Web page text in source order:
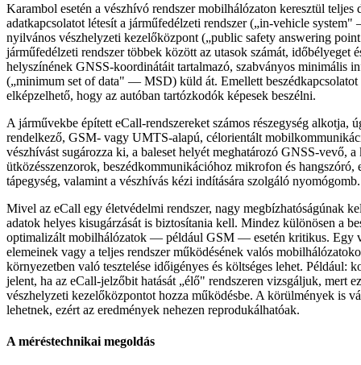
Karambol esetén a vészhívó rendszer mobilhálózaton keresztül teljes
adatkapcsolatot létesít a járműfedélzeti rendszer („in-vehicle
nyilvános vészhelyzeti kezelőközpont („public safety answering
járműfedélzeti rendszer többek között az utasok számát, időbélyeget
helyszínének GNSS-koordinátáit tartalmazó, szabványos minimális
(„minimum set of data" — MSD) küld át. Emellett
elképzelhető, hogy az autóban tartózkodók képesek beszélni.
A járművekbe épített eCall-rendszereket számos részegység alkotja,
rendelkező, GSM- vagy UMTS-alapú, célorientált
vészhívást sugározza ki, a baleset helyét meghatározó GNSS-vevő,
ütközésszenzorok, beszédkommunikációhoz mikrofon és hangszóró,
tápegység, valamint a vészhívás kézi indítására szolgáló nyomógomb.
Mivel az eCall egy életvédelmi rendszer, nagy megbízhatóságúnak
adatok helyes kisugárzását is biztosítania kell. Mindez különösen a
optimalizált mobilhálózatok — például GSM — esetén kritikus. Egy
elemeinek vagy a teljes rendszer működésének valós
környezetben való tesztelése időigényes és költséges lehet. Például:
jelent, ha az eCall-jelzőbit hatását „élő" rendszeren vizsgáljuk, mert
vészhelyzeti kezelőközpontot hozza működésbe. A körülmények is
lehetnek, ezért az eredmények nehezen reprodukálhatóak.
A méréstechnikai megoldás